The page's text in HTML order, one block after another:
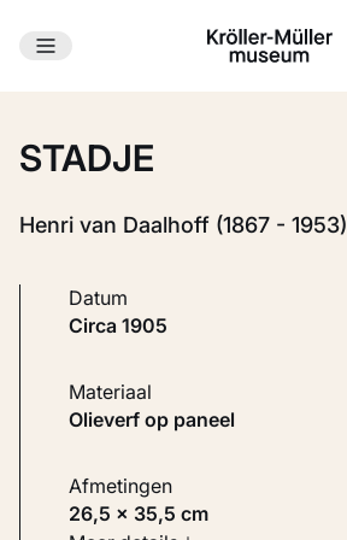
Ga naar hoofdinhoud
STADJE
Henri van Daalhoff (1867 - 1953)
Datum
circa 1905
Materiaal
Olieverf op paneel
Afmetingen
26,5 × 35,5 cm